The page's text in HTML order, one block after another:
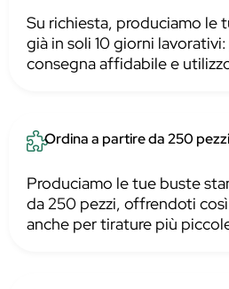
Su richiesta, produciamo le
già in soli 10 giorni
consegna affidabile e
Ordina a partire da 250 pezzi
Produciamo le tue buste
da 250 pezzi, offrendoti
anche per tirature più